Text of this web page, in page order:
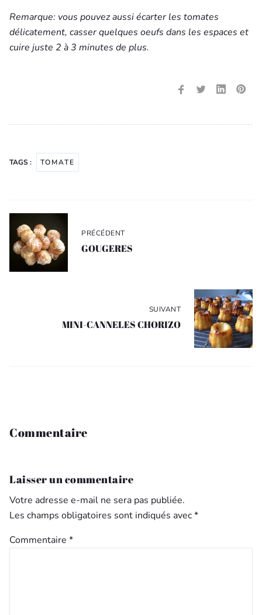
Remarque: vous pouvez aussi écarter les tomates
délicatement, casser quelques oeufs dans les espaces et
cuire juste 2 à 3 minutes de plus.
TAGS : TOMATE
de
l’article
PRÉCÉDENT
GOUGERES
SUIVANT
MINI-CANNELES CHORIZO
Commentaire
Laisser un commentaire
Votre adresse e-mail ne sera pas publiée.
Les champs obligatoires sont indiqués avec*
Commentaire *